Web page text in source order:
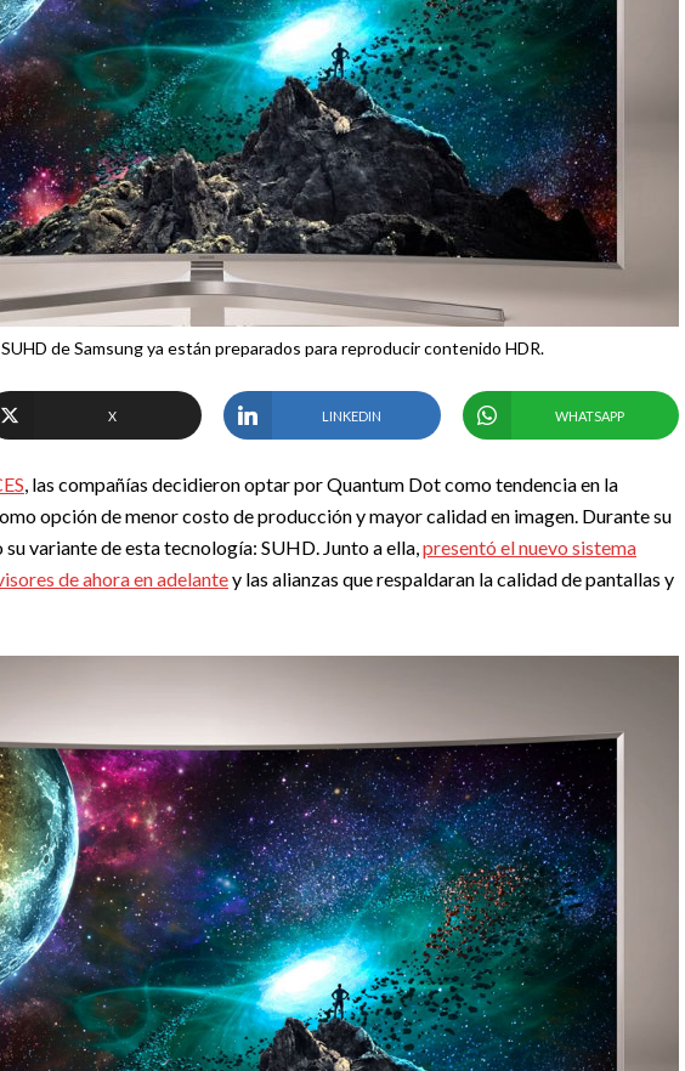
de Samsung ya están preparados para reproducir contenido HDR.
X LINKEDIN WHATSAPP
, las compañías decidieron optar por Quantum Dot como tendencia en la
opción de menor costo de producción y mayor calidad en imagen. Durante su
variante de esta tecnología: SUHD. Junto a ella,presentó el nuevo sistema
de ahora en adelantey las alianzas que respaldaran la calidad de pantallas y